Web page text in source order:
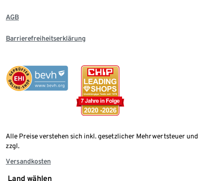
AGB
Barrierefreiheitserklärung
Alle Preise verstehen sich inkl. gesetzlicher Mehrwertsteuer und
zzgl.
Versandkosten
Land wählen